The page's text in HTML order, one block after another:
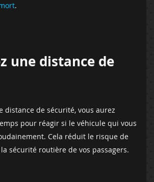
.
une distance de
distance de sécurité, vous aurez
pour réagir si le véhicule qui vous
Cela réduit le risque de
sécurité routière de vos passagers.